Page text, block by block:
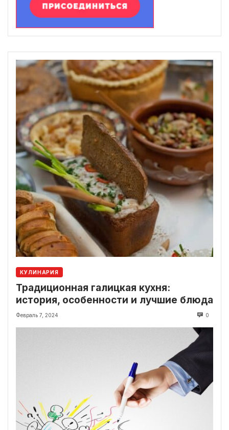
КУЛИНАРИЯ
Традиционная галицкая кухня:
история, особенности и лучшие блюда
Февраль 7, 2024 0